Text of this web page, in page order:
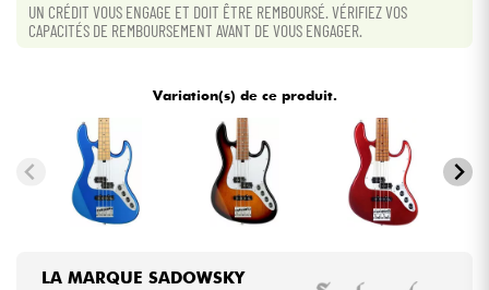
Packs
UN CRÉDIT VOUS ENGAGE ET DOIT ÊTRE REMBOURSÉ. VÉRIFIEZ VOS
CAPACITÉS DE REMBOURSEMENT AVANT DE VOUS ENGAGER.
Variation(s) de ce produit.
LA MARQUE SADOWSKY